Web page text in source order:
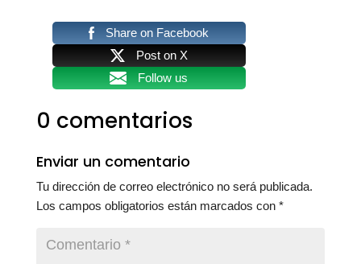
Share on Facebook
Post on X
Follow us
0 comentarios
Enviar un comentario
Tu dirección de correo electrónico no será publicada.
Los campos obligatorios están marcados con *